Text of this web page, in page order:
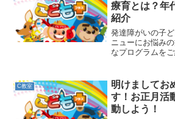
療育とは？年
紹介
発達障がいの子
ニューにお悩み
なプログラムを
C教室
明けましてお
す！お正月活
動しよう！